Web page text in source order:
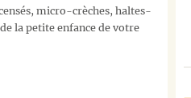
micro-crèches, haltes-
la petite enfance de votre